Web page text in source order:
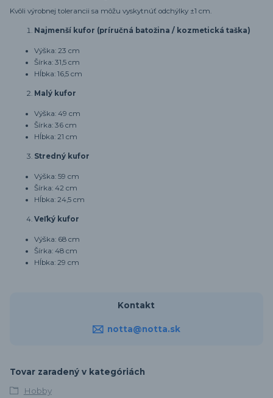
Kvôli výrobnej tolerancii sa môžu vyskytnúť odchýlky ±1 cm.
Najmenší kufor (príručná batožina / kozmetická taška)
Výška: 23 cm
Šírka: 31,5 cm
Hĺbka: 16,5 cm
Malý kufor
Výška: 49 cm
Šírka: 36 cm
Hĺbka: 21 cm
Stredný kufor
Výška: 59 cm
Šírka: 42 cm
Hĺbka: 24,5 cm
Veľký kufor
Výška: 68 cm
Šírka: 48 cm
Hĺbka: 29 cm
Kontakt
notta@notta.sk
Tovar zaradený v kategóriách
Hobby